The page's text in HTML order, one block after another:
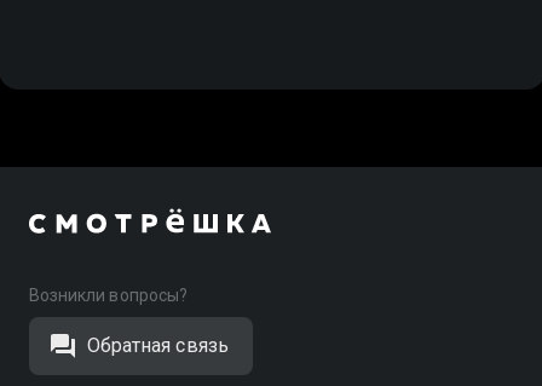
Возникли вопросы?
Обратная связь